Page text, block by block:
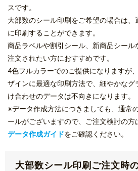
スです。
大部数のシール印刷をご希望の場合は
に印刷することができます。
商品ラベルや割引シール、新商品シール
注文されたい方におすすめです。
4色フルカラーでのご提供になりますが
ザインに最適な印刷方法で、細やかな
け合わせのデータは不向きになります。
※データ作成方法につきましても、通常
ールがございますので、ご注文検討の方
データ作成ガイドをご確認ください。
大部数シール印刷ご注文時